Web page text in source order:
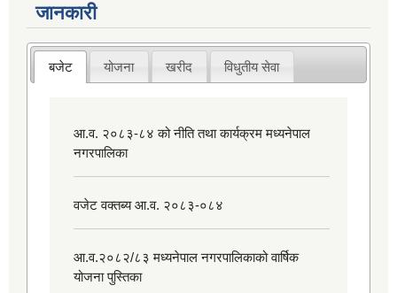
जानकारी
बजेट योजना खरीद विधुतीय सेवा
आ.व. २०८३-८४ को नीति तथा कार्यक्रम मध्यनेपाल
नगरपालिका
वजेट वक्तब्य आ.व. २०८३-०८४
आ.व.२०८२/८३ मध्यनेपाल नगरपालिकाको वार्षिक
योजना पुस्तिका